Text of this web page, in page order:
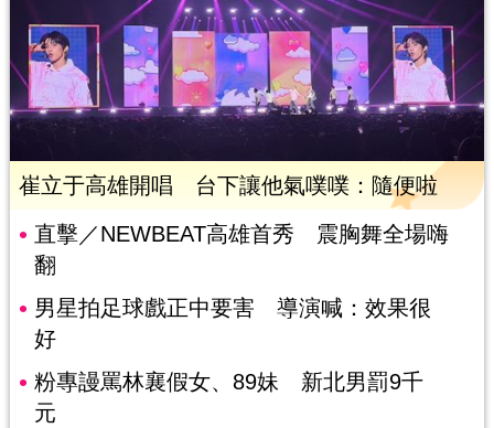
崔立于高雄開唱 台下讓他氣噗噗：隨便啦
直擊／NEWBEAT高雄首秀 震胸舞全場嗨
翻
男星拍足球戲正中要害 導演喊：效果很
好
粉專謾罵林襄假女、89妹 新北男罰9千
元